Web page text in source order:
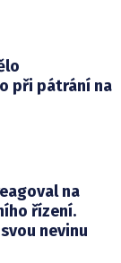
při pátrání na
na
řízení.
nevinu